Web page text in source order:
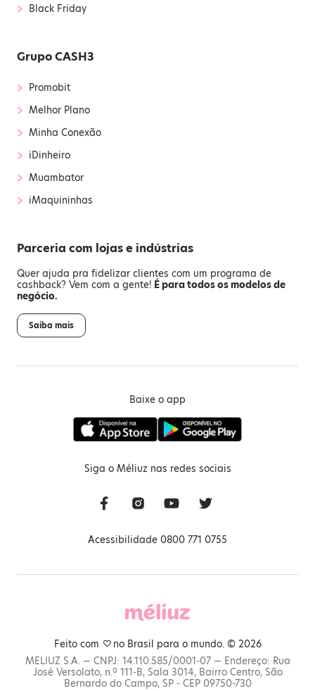
› Black Friday
Grupo CASH3
› Promobit
› Melhor Plano
› Minha Conexão
› iDinheiro
› Muambator
› iMaquininhas
Parceria com lojas e indústrias
Quer ajuda pra fidelizar clientes com um programa de
cashback? Vem com a gente! É para todos os modelos de
negócio.
Saiba mais
Baixe o app
Siga o Méliuz nas redes sociais
Acessibilidade 0800 771 0755
Feito com
no Brasil para o mundo. © 2026
MELIUZ S.A. — CNPJ: 14.110.585/0001-07 — Endereço: Rua
José Versolato, n.º 111-B, Sala 3014, Bairro Centro, São
Bernardo do Campo, SP - CEP 09750-730